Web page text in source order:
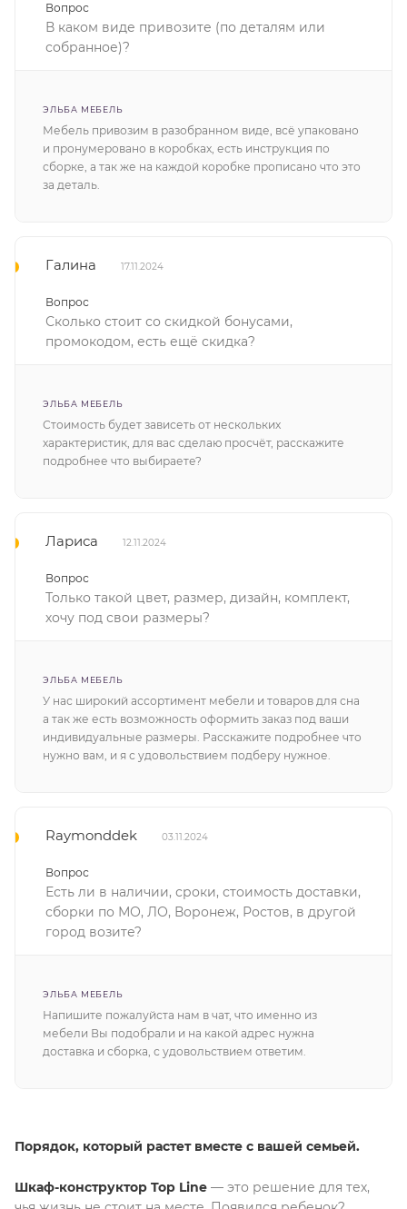
Вопрос
В каком виде привозите (по деталям или
собранное)?
ЭЛЬБА МЕБЕЛЬ
Мебель привозим в разобранном виде, всё упаковано
и пронумеровано в коробках, есть инструкция по
сборке, а так же на каждой коробке прописано что это
за деталь.
Галина 17.11.2024
Вопрос
Сколько стоит со скидкой бонусами,
промокодом, есть ещё скидка?
ЭЛЬБА МЕБЕЛЬ
Стоимость будет зависеть от нескольких
характеристик, для вас сделаю просчёт, расскажите
подробнее что выбираете?
Лариса 12.11.2024
Вопрос
Только такой цвет, размер, дизайн, комплект,
хочу под свои размеры?
ЭЛЬБА МЕБЕЛЬ
У нас широкий ассортимент мебели и товаров для сна
а так же есть возможность оформить заказ под ваши
индивидуальные размеры. Расскажите подробнее что
нужно вам, и я с удовольствием подберу нужное.
Raymonddek 03.11.2024
Вопрос
Есть ли в наличии, сроки, стоимость доставки,
сборки по МО, ЛО, Воронеж, Ростов, в другой
город возите?
ЭЛЬБА МЕБЕЛЬ
Напишите пожалуйста нам в чат, что именно из
мебели Вы подобрали и на какой адрес нужна
доставка и сборка, с удовольствием ответим.
Порядок, который растет вместе с вашей семьей.
Шкаф-конструктор Top Line — это решение для тех,